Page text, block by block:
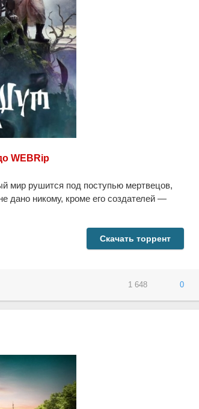
WEBRip
мир рушится под поступью мертвецов,
дано никому, кроме его создателей —
Скачать торрент
1 648 0